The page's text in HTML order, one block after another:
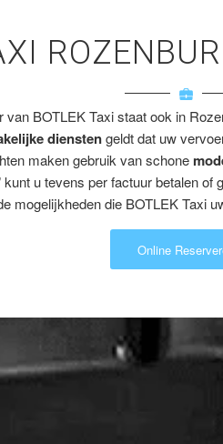
BOTLEK Taxi staat ook in
dienstengeldt dat uw
maken gebruik van schone
u tevens per factuur betalen
mogelijkheden die BOTLEK Taxi
Online